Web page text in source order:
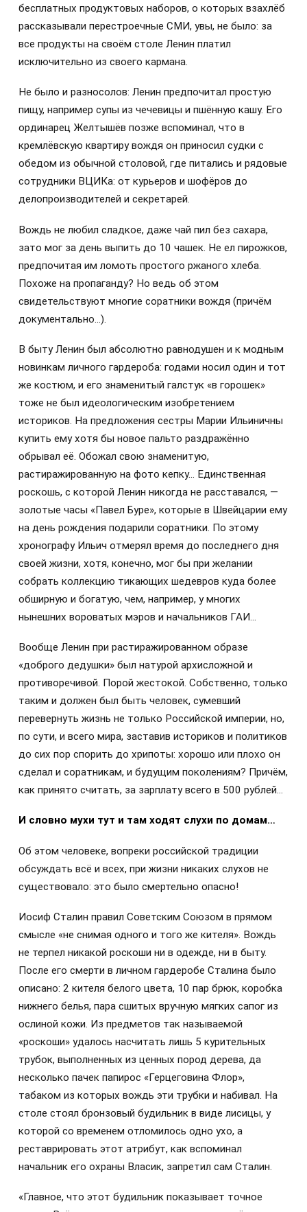
бесплатных продуктовых наборов, о которых взахлёб
рассказывали перестроечные СМИ, увы, не было: за
все продукты на своём столе Ленин платил
исключительно из своего кармана.
Не было и разносолов: Ленин предпочитал простую
пищу, например супы из чечевицы и пшённую кашу. Его
ординарец Желтышёв позже вспоминал, что в
кремлёвскую квартиру вождя он приносил судки с
обедом из обычной столовой, где питались и рядовые
сотрудники ВЦИКа: от курьеров и шофёров до
делопроизводителей и секретарей.
Вождь не любил сладкое, даже чай пил без сахара,
зато мог за день выпить до 10 чашек. Не ел пирожков,
предпочитая им ломоть простого ржаного хлеба.
Похоже на пропаганду? Но ведь об этом
свидетельствуют многие соратники вождя (причём
документально…).
В быту Ленин был абсолютно равнодушен и к модным
новинкам личного гардероба: годами носил один и тот
же костюм, и его знаменитый галстук «в горошек»
тоже не был идеологическим изобретением
историков. На предложения сестры Марии Ильиничны
купить ему хотя бы новое пальто раздражённо
обрывал её. Обожал свою знаменитую,
растиражированную на фото кепку… Единственная
роскошь, с которой Ленин никогда не расставался, —
золотые часы «Павел Буре», которые в Швейцарии ему
на день рождения подарили соратники. По этому
хронографу Ильич отмерял время до последнего дня
своей жизни, хотя, конечно, мог бы при желании
собрать коллекцию тикающих шедевров куда более
обширную и богатую, чем, например, у многих
нынешних вороватых мэров и начальников ГАИ…
Вообще Ленин при растиражированном образе
«доброго дедушки» был натурой архисложной и
противоречивой. Порой жестокой. Собственно, только
таким и должен был быть человек, сумевший
перевернуть жизнь не только Российской империи, но,
по сути, и всего мира, заставив историков и политиков
до сих пор спорить до хрипоты: хорошо или плохо он
сделал и соратникам, и будущим поколениям? Причём,
как принято считать, за зарплату всего в 500 рублей…
И словно мухи тут и там ходят слухи по домам…
Об этом человеке, вопреки российской традиции
обсуждать всё и всех, при жизни никаких слухов не
существовало: это было смертельно опасно!
Иосиф Сталин правил Советским Союзом в прямом
смысле «не снимая одного и того же кителя». Вождь
не терпел никакой роскоши ни в одежде, ни в быту.
После его смерти в личном гардеробе Сталина было
описано: 2 кителя белого цвета, 10 пар брюк, коробка
нижнего белья, пара сшитых вручную мягких сапог из
ослиной кожи. Из предметов так называемой
«роскоши» удалось насчитать лишь 5 курительных
трубок, выполненных из ценных пород дерева, да
несколько пачек папирос «Герцеговина Флор»,
табаком из которых вождь эти трубки и набивал. На
столе стоял бронзовый будильник в виде лисицы, у
которой со временем отломилось одно ухо, а
реставрировать этот атрибут, как вспоминал
начальник его охраны Власик, запретил сам Сталин.
«Главное, что этот будильник показывает точное